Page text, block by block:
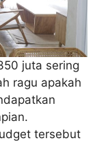
juta sering
ragu apakah
tersebut